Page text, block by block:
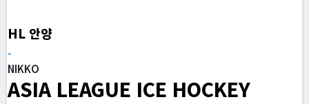
HL 안양
-
NIKKO
ASIA LEAGUE ICE HOCKEY